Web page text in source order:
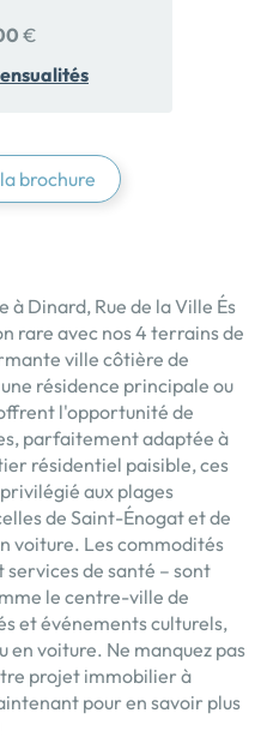
€
brochure
Dinard, Rue de la Ville És
rare avec nos 4 terrains de
ville côtière de
résidence principale ou
l'opportunité de
parfaitement adaptée à
résidentiel paisible, ces
aux plages
de Saint-Énogat et de
voiture. Les commodités
services de santé – sont
le centre-ville de
et événements culturels,
en voiture. Ne manquez pas
projet immobilier à
pour en savoir plus